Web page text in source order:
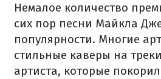
Немалое количество
сих пор песни Майкла
популярности. Многие
стильные каверы на
артиста, которые